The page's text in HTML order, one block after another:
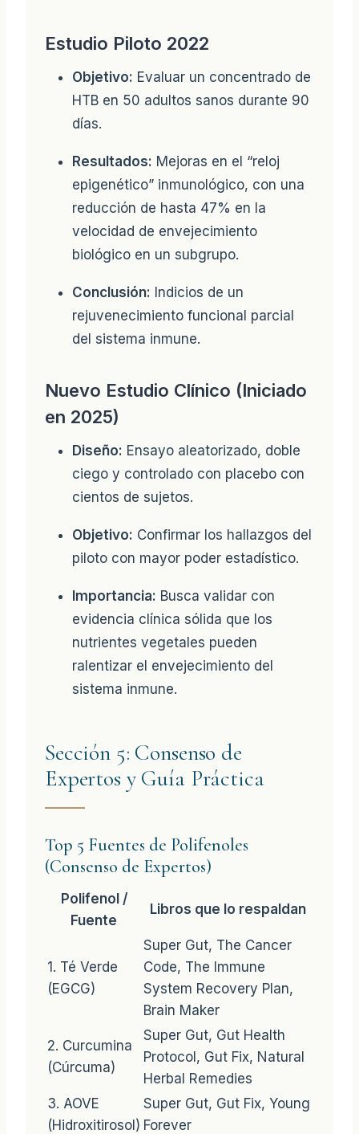
Estudio Piloto 2022
Objetivo: Evaluar un concentrado de
HTB en 50 adultos sanos durante 90
días.
Resultados: Mejoras en el “reloj
epigenético” inmunológico, con una
reducción de hasta 47% en la
velocidad de envejecimiento
biológico en un subgrupo.
Conclusión: Indicios de un
rejuvenecimiento funcional parcial
del sistema inmune.
Nuevo Estudio Clínico (Iniciado
en 2025)
Diseño: Ensayo aleatorizado, doble
ciego y controlado con placebo con
cientos de sujetos.
Objetivo: Confirmar los hallazgos del
piloto con mayor poder estadístico.
Importancia: Busca validar con
evidencia clínica sólida que los
nutrientes vegetales pueden
ralentizar el envejecimiento del
sistema inmune.
Sección 5: Consenso de
Expertos y Guía Práctica
Top 5 Fuentes de Polifenoles
(Consenso de Expertos)
Polifenol /
Fuente
Libros que lo respaldan
1. Té Verde
(EGCG)
Super Gut, The Cancer
Code, The Immune
System Recovery Plan,
Brain Maker
2. Curcumina
(Cúrcuma)
Super Gut, Gut Health
Protocol, Gut Fix, Natural
Herbal Remedies
3. AOVE
(Hidroxitirosol)
Super Gut, Gut Fix, Young
Forever